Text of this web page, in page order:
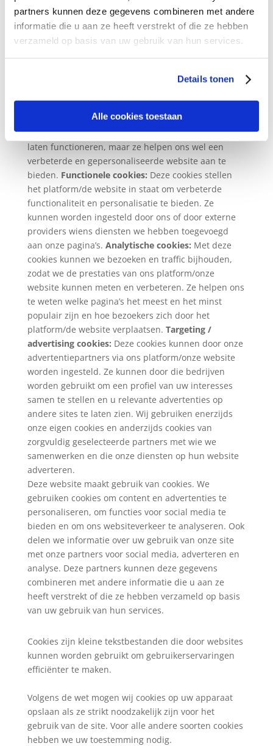
partners kunnen deze gegevens combineren met andere
informatie die u aan ze heeft verstrekt of die ze hebben
verzameld op basis van uw gebruik van hun services.
Details tonen
Alle cookies toestaan
laten functioneren en kunnen niet worden
uitgeschakeld in onze systemen. Ze worden meestal
alleen ingesteld als reactie op acties die door u zijn
gesteld, zoals het instellen van uw
privacyvoorkeuren, inloggen of het invullen van
formulieren. Ze zijn noodzakelijk voor een goede
(bijvoorbeeld naar een vorige pagina terugkeren,
Niet-essentiële cookies:Deze cookies zijn op
zich niet noodzakelijk om het platform/de website te
laten functioneren, maar ze helpen ons wel een
verbeterde en gepersonaliseerde website aan te
bieden. Functionele cookies: Deze cookies stellen
het platform/de website in staat om verbeterde
functionaliteit en personalisatie te bieden. Ze
kunnen worden ingesteld door ons of door externe
providers wiens diensten we hebben toegevoegd
aan onze pagina’s. Analytische cookies: Met deze
cookies kunnen we bezoeken en traffic bijhouden,
zodat we de prestaties van ons platform/onze
website kunnen meten en verbeteren. Ze helpen ons
te weten welke pagina’s het meest en het minst
populair zijn en hoe bezoekers zich door het
platform/de website verplaatsen. Targeting /
advertising cookies: Deze cookies kunnen door onze
advertentiepartners via ons platform/onze website
worden ingesteld. Ze kunnen door die bedrijven
worden gebruikt om een profiel van uw interesses
samen te stellen en u relevante advertenties op
andere sites te laten zien. Wij gebruiken enerzijds
onze eigen cookies en anderzijds cookies van
zorgvuldig geselecteerde partners met wie we
samenwerken en die onze diensten op hun website
adverteren.
Deze website maakt gebruik van cookies. We
gebruiken cookies om content en advertenties te
personaliseren, om functies voor social media te
bieden en om ons websiteverkeer te analyseren. Ook
delen we informatie over uw gebruik van onze site
met onze partners voor social media, adverteren en
analyse. Deze partners kunnen deze gegevens
combineren met andere informatie die u aan ze
heeft verstrekt of die ze hebben verzameld op basis
van uw gebruik van hun services.
Cookies zijn kleine tekstbestanden die door websites
kunnen worden gebruikt om gebruikerservaringen
efficiënter te maken.
Volgens de wet mogen wij cookies op uw apparaat
opslaan als ze strikt noodzakelijk zijn voor het
gebruik van de site. Voor alle andere soorten cookies
hebben we uw toestemming nodig.